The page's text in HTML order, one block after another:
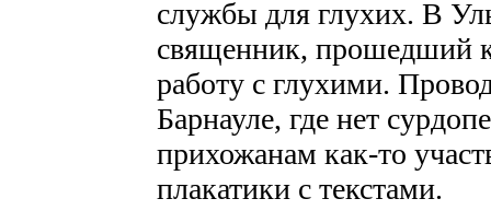
службы для глухих. В
священник, прошедший
работу с глухими.
Барнауле, где нет
прихожанам как-то
плакатики с текстами.